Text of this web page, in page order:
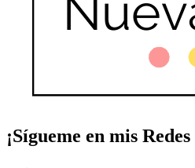
¡Sígueme en mis